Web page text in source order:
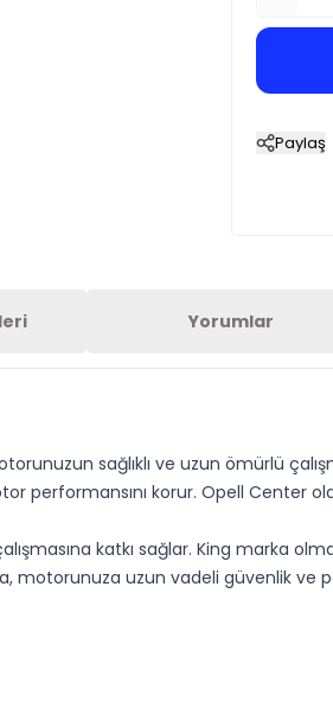
Paylaş
Yorumlar
sağlıklı ve uzun ömürlü
korur. Opell Center
katkı sağlar. King marka
motorunuza uzun vadeli güvenlik ve